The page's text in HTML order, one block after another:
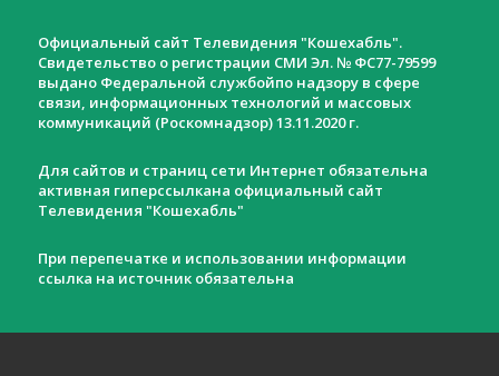
Официальный сайт Телевидения "Кошехабль".
Свидетельство о регистрации СМИ Эл. № ФС77-79599
выдано Федеральной службойпо надзору в сфере
связи, информационных технологий и массовых
коммуникаций (Роскомнадзор) 13.11.2020 г.
Для сайтов и страниц сети Интернет обязательна
активная гиперссылкана официальный сайт
Телевидения "Кошехабль"
При перепечатке и использовании информации
ссылка на источник обязательна